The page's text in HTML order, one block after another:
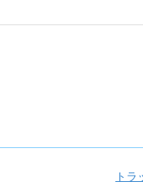
トラ